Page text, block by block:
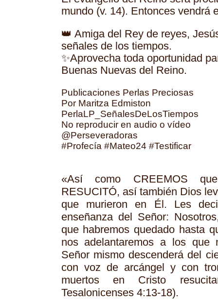
mundo (v. 14). Entonces vendrá
👑 Amiga del Rey de reyes,
señales de los tiempos.
✨Aprovecha toda oportunidad
Buenas Nuevas del Reino.
Publicaciones Perlas Preciosas
Por Maritza Edmiston
PerlaLP_SeñalesDeLosTiempos
No reproducir en audio o vídeo
@Perseveradoras
#Profecía #Mateo24 #Testificar
«Así como CREEMOS
RESUCITÓ, así también Dios
que murieron en Él. Les
enseñanza del Señor:
que habremos quedado hasta
nos adelantaremos a los que
Señor mismo descenderá del
con voz de arcángel y con
muertos en Cristo
Tesalonicenses 4:13-18).